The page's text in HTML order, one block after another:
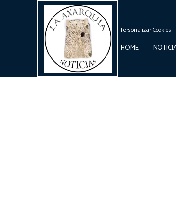
Personalizar Cookies
HOME